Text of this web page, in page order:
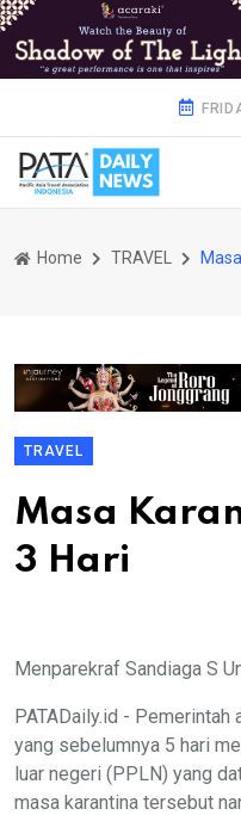
Home TRAVEL
TRAVEL
Masa
3 Hari
Menparekraf Sandiaga S
PATADaily.id - Pemerintah
yang sebelumnya 5 hari
luar negeri (PPLN) yang
masa karantina tersebut